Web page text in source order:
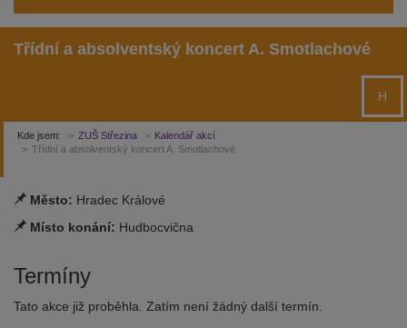
Třídní a absolventský koncert A. Smotlachové
H
Kde jsem: ZUŠ Střezina
Kalendář akcí
Třídní a absolventský koncert A. Smotlachové
Město: Hradec Králové
Místo konání: Hudbocvična
Termíny
Tato akce již proběhla. Zatím není žádný další termín.